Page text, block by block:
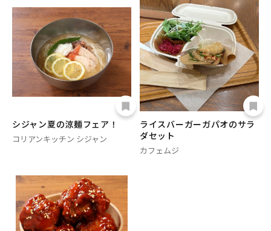
シジャン夏の涼麺フェア！
コリアンキッチン シジャン
ライスバーガーガパオのサラ
ダセット
カフェムジ